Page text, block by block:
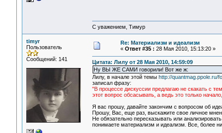
С уважением, Тимур
timyr
Пользователь
Сообщений: 141
Re: Материализм и идеализм
« Ответ #35 : 28 Мая 2010, 15:13:20 »
Цитата: Лилу от 28 Мая 2010, 14:59:09
Ну ВЫ ЖЕ САМИ говорили! Вот же ж:
Лилу, в начале этой темы http://quantmag.ppole.ru/
записал фразу:
"В процессе дискуссии предлагаю не скакать с
этот вопрос обсасывать, а ведь это только
Я вас прошу, давайте закончим с вопросом об
Прошу, Вас, еще раз, выскажите свое личное
Не обязательно пересказывать или
понимаете материализм и идеализм. Все, более